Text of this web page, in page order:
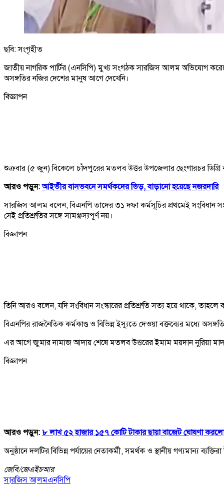
ছবি: সংগৃহীত
জাতীয় নাগরিক পার্টির (এনসিপি) মুখ্য সংগঠক সারজিস আলম অভিযোগ
অসঙ্গতির নজির দেশের মানুষ আগে দেখেনি।
বিজ্ঞাপন
শুক্রবার (৫ জুন) বিকেলে চাঁদপুরের মতলব উত্তর উপজেলার ছেংগারচর
আরও পড়ুন:আইভীর বাসভবনে সমর্থকদের ভিড়, বাড়ানো হয়েছে নজরদারি
সারজিস আলম বলেন, বিএনপি তাদের ৩১ দফা কর্মসূচির প্রথমেই সংবিধান
সেই প্রতিশ্রুতির সঙ্গে সামঞ্জস্যপূর্ণ নয়।
বিজ্ঞাপন
তিনি আরও বলেন, যদি সংবিধান সংস্কারের প্রতিশ্রুতি সত্য হয়ে থাকে, তাহলে
বিএনপির রাজনৈতিক কর্মকাণ্ড ও বিভিন্ন ইস্যুতে দেওয়া বক্তব্যের মধ্যে
এর আগে জুমার নামাজ আদায় শেষে মতলব উত্তরের ইমাম ময়দান নুরিয়া
বিজ্ঞাপন
আরও পড়ুন: ৮ লাখ ৫২ হাজার ১৫৭ কোটি টাকার ছায়া বাজেট ঘোষণা
অনুষ্ঠানে দলটির বিভিন্ন পর্যায়ের নেতাকর্মী, সমর্থক ও স্থানীয় গণ্যমান্য
জেবি/জেএইচআর
সারজিস আলমএনসিপি